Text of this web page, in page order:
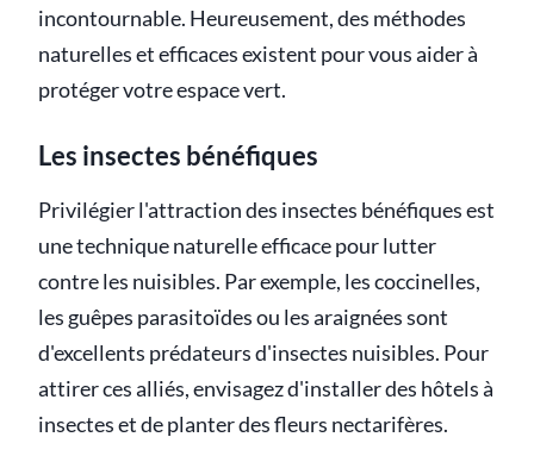
incontournable. Heureusement, des méthodes
naturelles et efficaces existent pour vous aider à
protéger votre espace vert.
Les insectes bénéfiques
Privilégier l'attraction des insectes bénéfiques est
une technique naturelle efficace pour lutter
contre les nuisibles. Par exemple, les coccinelles,
les guêpes parasitoïdes ou les araignées sont
d'excellents prédateurs d'insectes nuisibles. Pour
attirer ces alliés, envisagez d'installer des hôtels à
insectes et de planter des fleurs nectarifères.